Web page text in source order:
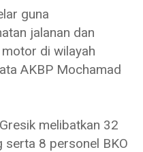
guna
jalanan dan
di wilayah
AKBP Mochamad
melibatkan 32
serta 8 personel BKO